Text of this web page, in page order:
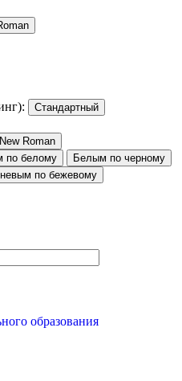
Стандартный
Roman
по белому
Белым по черному
по бежевому
образования